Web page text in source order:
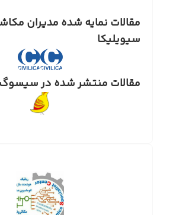
مقالات نمایه شده مدیران
سیویلیکا
مقالات منتشر شده در سیسوگ